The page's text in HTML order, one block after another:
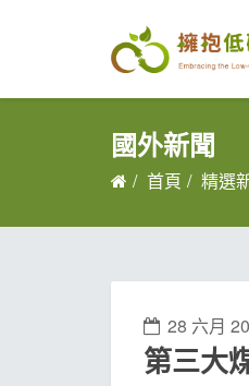
國外新聞
首頁 精選
28 六月
第三大